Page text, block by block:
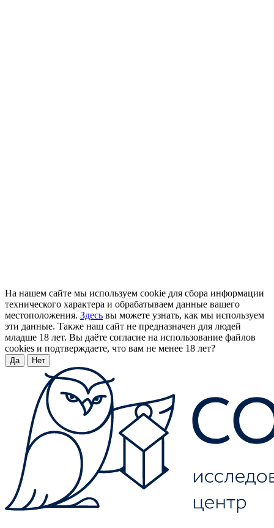
На нашем сайте мы используем cookie для сбора информации
технического характера и обрабатываем данные вашего
местоположения. Здесь вы можете узнать, как мы используем
эти данные. Также наш сайт не предназначен для людей
младше 18 лет. Вы даёте согласие на использование файлов
cookies и подтверждаете, что вам не менее 18 лет?
Да Нет